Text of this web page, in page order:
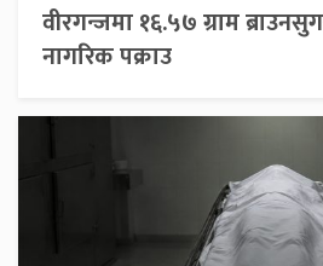
वीरगन्जमा १६.५७ ग्राम
नागरिक पक्राउ